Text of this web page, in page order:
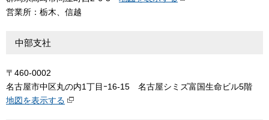
営業所：栃木、信越
中部支社
〒460-0002
名古屋市中区丸の内1丁目ｰ16-15 名古屋シミズ富国生命ビル5階
地図を表示する